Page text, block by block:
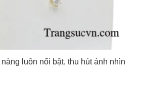
luôn nổi bật, thu hút ánh nhìn